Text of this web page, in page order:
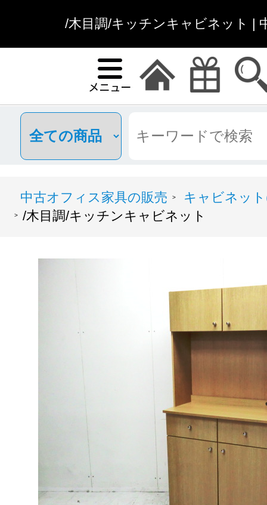
/木目調/キッチンキャビネット |
中古オフィス家具の販売 > キャビネッ
> /木目調/キッチンキャビネット